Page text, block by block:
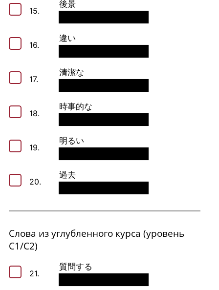
15.
後景
16.
違い
17.
清潔な
18.
時事的な
19.
明るい
20.
過去
Слова из углубленного курса (уровень
С1/С2)
21.
質問する